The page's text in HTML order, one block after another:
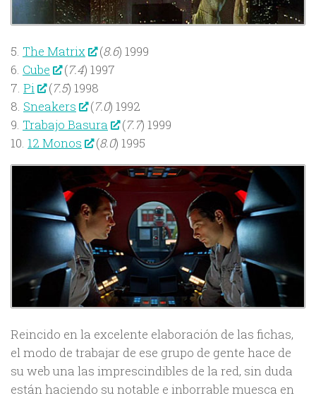
5. The Matrix (8.6) 1999
6. Cube (7.4) 1997
7. Pi (7.5) 1998
8. Sneakers (7.0) 1992
9. Trabajo Basura (7.7) 1999
10. 12 Monos (8.0) 1995
Reincido en la excelente elaboración de las fichas,
el modo de trabajar de ese grupo de gente hace de
su web una las imprescindibles de la red, sin duda
están haciendo su notable e inborrable muesca en